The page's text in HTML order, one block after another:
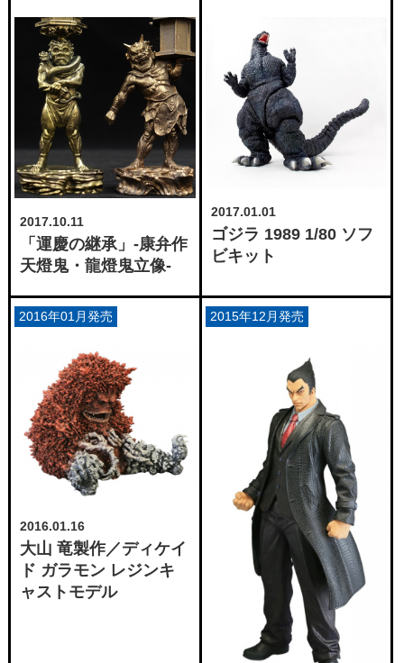
2017.10.11
「運慶の継承」-康弁作
天燈鬼・龍燈鬼立像-
2017.01.01
ゴジラ 1989 1/80 ソフ
ビキット
2016.01.16
大山 竜製作／ディケイ
ド ガラモン レジンキ
ャストモデル
2016年01月発売 2015年12月発売